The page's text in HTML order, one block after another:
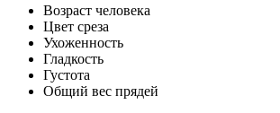
Возраст человека
Цвет среза
Ухоженность
Гладкость
Густота
Общий вес прядей